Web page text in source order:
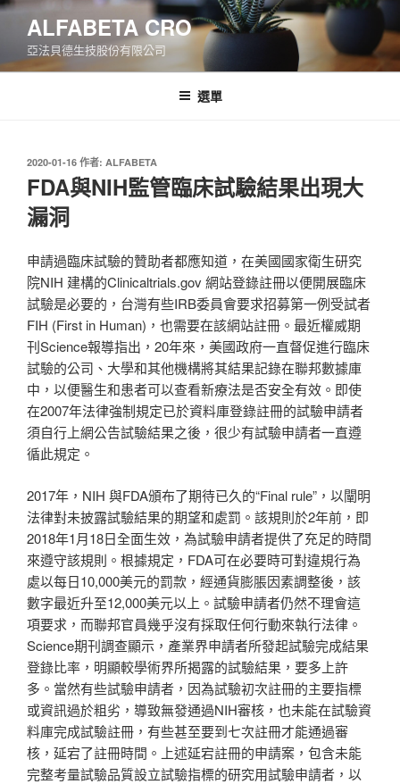
跳
要
ALFABETA CRO
亞法貝德生技股份有限公司
選單
發
佈
於
2020-01-16 作者: ALFABETA
FDA與NIH監管臨床試驗結果出現大
漏洞
申請過臨床試驗的贊助者都應知道，在美國國家衛生研究
院NIH 建構的Clinicaltrials.gov 網站登錄註冊以便開展臨床
試驗是必要的，台灣有些IRB委員會要求招募第一例受試者
FIH (First in Human)，也需要在該網站註冊。最近權威期
刊Science報導指出，20年來，美國政府一直督促進行臨床
試驗的公司、大學和其他機構將其結果記錄在聯邦數據庫
中，以便醫生和患者可以查看新療法是否安全有效。即使
在2007年法律強制規定已於資料庫登錄註冊的試驗申請者
須自行上網公告試驗結果之後，很少有試驗申請者一直遵
循此規定。
2017年，NIH 與FDA頒布了期待已久的“Final rule”，以闡明
法律對未披露試驗結果的期望和處罰。該規則於2年前，即
2018年1月18日全面生效，為試驗申請者提供了充足的時間
來遵守該規則。根據規定，FDA可在必要時可對違規行為
處以每日10,000美元的罰款，經通貨膨脹因素調整後，該
數字最近升至12,000美元以上。試驗申請者仍然不理會這
項要求，而聯邦官員幾乎沒有採取任何行動來執行法律。
Science期刊調查顯示，產業界申請者所發起試驗完成結果
登錄比率，明顯較學術界所揭露的試驗結果，要多上許
多。當然有些試驗申請者，因為試驗初次註冊的主要指標
或資訊過於粗劣，導致無發通過NIH審核，也未能在試驗資
料庫完成試驗註冊，有些甚至要到七次註冊才能通過審
核，延宕了註冊時間。上述延宕註冊的申請案，包含未能
完整考量試驗品質設立試驗指標的研究用試驗申請者，以